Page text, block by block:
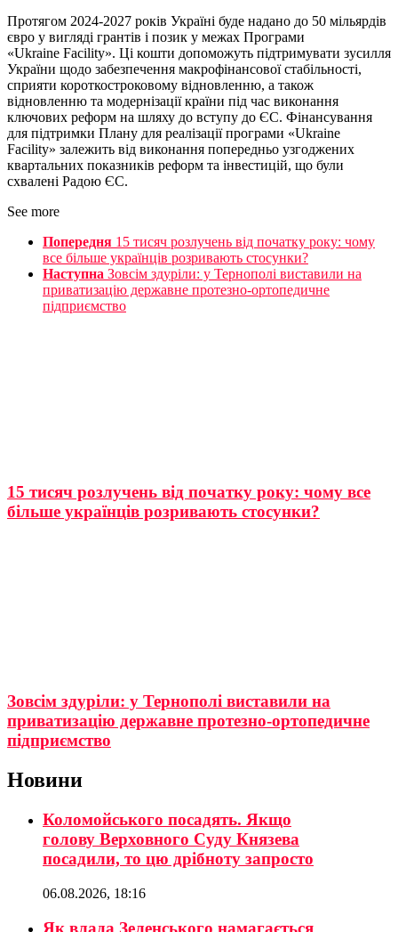
Протягом 2024-2027 років Україні буде надано до 50 мільярдів
євро у вигляді грантів і позик у межах Програми
«Ukraine Facility». Ці кошти допоможуть підтримувати зусилля
України щодо забезпечення макрофінансової стабільності,
сприяти короткостроковому відновленню, а також
відновленню та модернізації країни під час виконання
ключових реформ на шляху до вступу до ЄС. Фінансування
для підтримки Плану для реалізації програми «Ukraine
Facilitу» залежить від виконання попередньо узгоджених
квартальних показників реформ та інвестицій, що були
схвалені Радою ЄС.
See more
Попередня 15 тисяч розлучень від початку року: чому
все більше українців розривають стосунки?
Наступна Зовсім здуріли: у Тернополі виставили на
приватизацію державне протезно-ортопедичне
підприємство
15 тисяч розлучень від початку року: чому все
більше українців розривають стосунки?
Зовсім здуріли: у Тернополі виставили на
приватизацію державне протезно-ортопедичне
підприємство
Новини
Коломойського посадять. Якщо
голову Верховного Суду Князева
посадили, то цю дрібноту запросто
06.08.2026, 18:16
Як влада Зеленського намагається